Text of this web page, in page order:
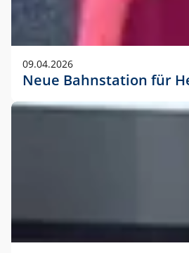
09.04.2026
Neue Bahnstation für